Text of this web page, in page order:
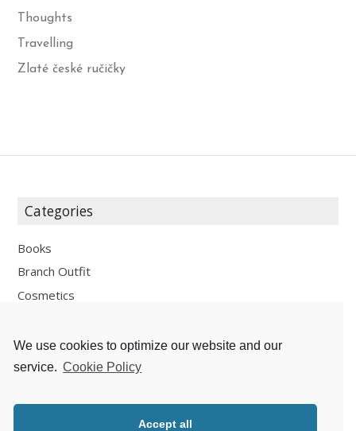
Thoughts
Travelling
Zlaté české ručičky
Categories
Books
Branch Outfit
Cosmetics
Fashion
Fun
We use cookies to optimize our website and our
service. Cookie Policy
Accept all